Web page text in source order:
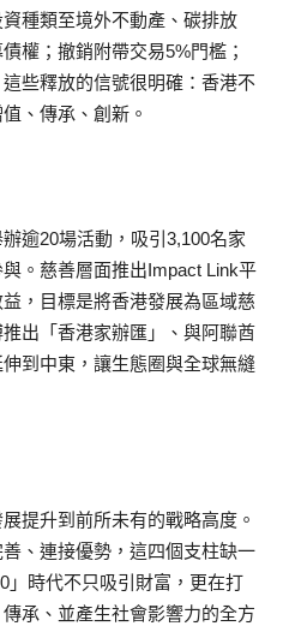
種類至境外不動產、碳排放
權；撤銷附帶交易5%門檻；
些釋放的信號很明確：香港不
、傳承、創新。
逾20場活動，吸引3,100名家
。慈善層面推出Impact Link平
，目標是將香港發展為區域慈
出「香港家辦匯」、與阿聯酋
到中東，讓生態圈與全球無縫
提升到前所未有的戰略高度。
、連接優勢，這四個支柱缺一
」時代不只吸引財富，更在打
承、並產生社會影響力的全方